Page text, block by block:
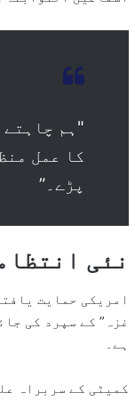
"ہم
کا عمل
پڑے۔”
نئی
امریکی حمایت
ہے۔
کمیٹی کے سربراہ